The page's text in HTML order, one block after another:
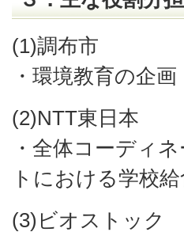
(1)調布市
・環境教育の企
(2)NTT東日本
・全体コーディ
トにおける学校
(3)ビオストック